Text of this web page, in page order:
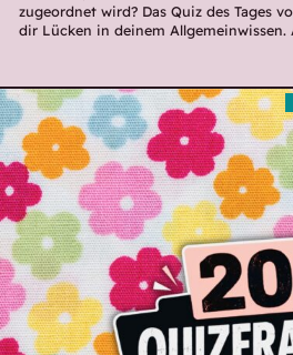
zugeordnet wird? Das Quiz des Tages
dir Lücken in deinem